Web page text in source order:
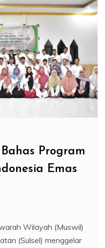
Program
Emas
Wilayah (Muswil)
(Sulsel) menggelar